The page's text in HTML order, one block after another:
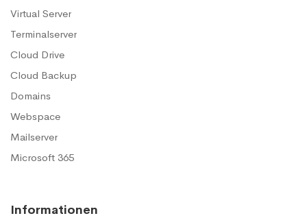
Virtual Server
Terminalserver
Cloud Drive
Cloud Backup
Domains
Webspace
Mailserver
Microsoft 365
Informationen